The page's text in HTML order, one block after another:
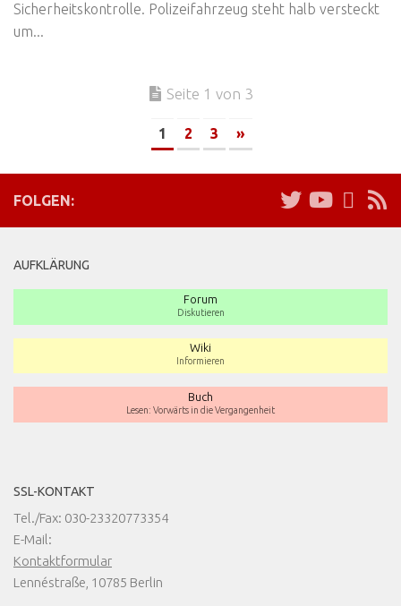
Sicherheitskontrolle. Polizeifahrzeug steht halb versteckt
um...
Seite 1 von 3
1 2 3 »
FOLGEN:
AUFKLÄRUNG
Forum
Diskutieren
Wiki
Informieren
Buch
Lesen: Vorwärts in die Vergangenheit
SSL-KONTAKT
Tel./Fax: 030-23320773354
E-Mail:
Kontaktformular
Lennéstraße, 10785 Berlin